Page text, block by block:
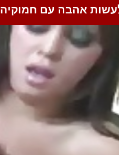
אהבה עם חמוקיה